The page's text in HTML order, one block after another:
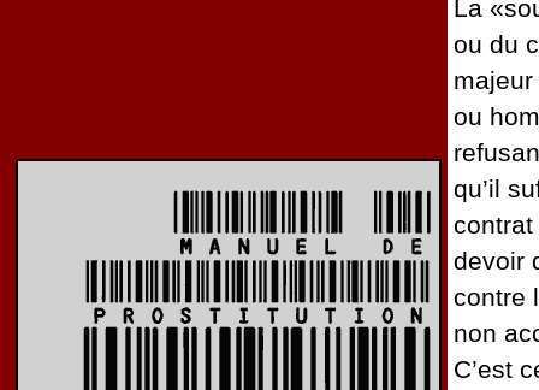
La
ou du
majeur
ou
qu’il
devoir
contre
non
C’est